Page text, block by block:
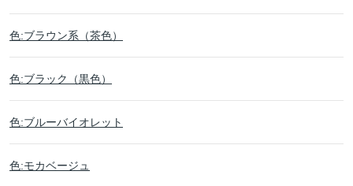
色:ブラウン系（茶色）
色:ブラック（黒色）
色:ブルーバイオレット
色:モカベージュ